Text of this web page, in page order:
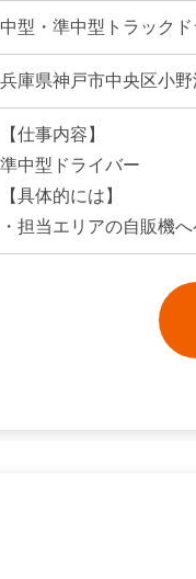
中型・準中型トラック
兵庫県神戸市中央区小
【仕事内容】
準中型ドライバー
【具体的には】
・担当エリアの自販機